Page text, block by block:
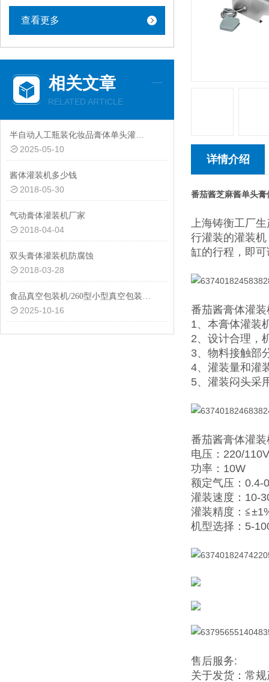
查看更多
相关文章
RELATED ARTICLE
半自动人工瓶装化妆品膏体单头灌装机1-500毫升
2025-05-10
酱体灌装机多少钱
2018-05-30
气动膏体灌装机厂家
2018-04-04
双头膏体灌装机防腐蚀
2018-03-28
食品真空包装机/260型小型真空包装机厂家批发
2025-10-16
详情介绍
番茄酱芝麻酱单头膏
上海铸衡工厂
行灌装的灌装
缸的行程，即
番茄酱膏体灌装
1、本膏体灌装
2、设计合理，
3、物料接触部
4、灌装量和灌
5、灌装闷头采
番茄酱膏体灌装
电压：220/
功率：10W
额定气压：0.4-
灌装速度：10-
灌装精度：
机型选择：5-
售后服务:
关于发货：常